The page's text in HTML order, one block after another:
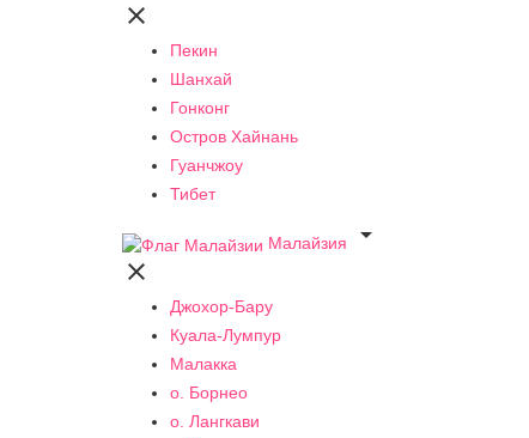

Пекин
Шанхай
Гонконг
Остров Хайнань
Гуанчжоу
Тибет
Малайзия


Джохор-Бару
Куала-Лумпур
Малакка
о. Борнео
о. Лангкави